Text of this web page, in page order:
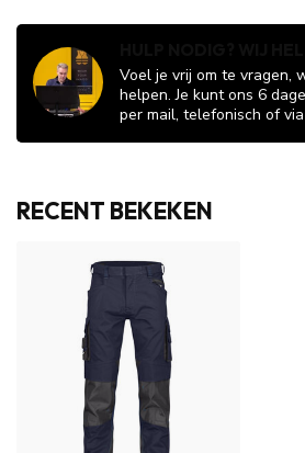
Voel je vrij om te vragen,
helpen. Je kunt ons 6
per mail, telefonisch of
RECENT BEKEKEN